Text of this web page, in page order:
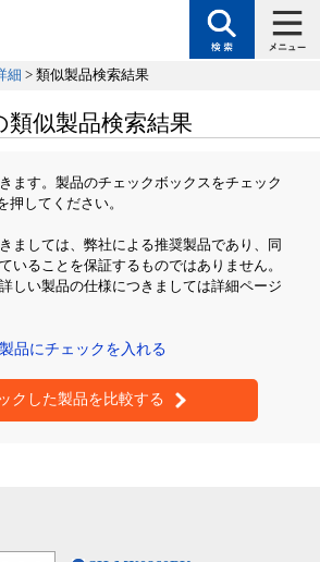
細 > 類似製品検索結果
類似製品検索結果
ます。製品のチェックボックスをチェック
押してください。
ましては、弊社による推奨製品であり、同
いることを保証するものではありません。
しい製品の仕様につきましては詳細ページ
品にチェックを入れる
クした製品を比較する